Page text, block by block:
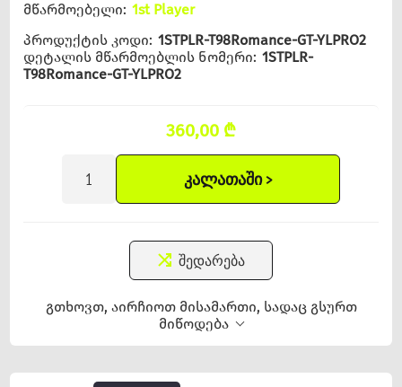
მწარმოებელი: 1st Player
პროდუქტის კოდი: 1STPLR-T98Romance-GT-YLPRO2
დეტალის მწარმოებლის ნომერი: 1STPLR-
T98Romance-GT-YLPRO2
360,00 ₾
ᲙᲐᲚᲐᲗᲐᲨᲘ >
შედარება
გთხოვთ, აირჩიოთ მისამართი, სადაც გსურთ
მიწოდება